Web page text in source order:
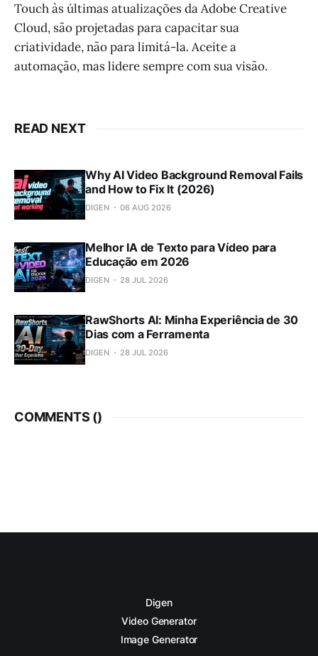
Touch às últimas atualizações da Adobe Creative
Cloud, são projetadas para capacitar sua
criatividade, não para limitá-la. Aceite a
automação, mas lidere sempre com sua visão.
READ NEXT
Why AI Video Background Removal Fails
and How to Fix It (2026)
DIGEN 06 AUG 2026
Melhor IA de Texto para Vídeo para
Educação em 2026
DIGEN 28 JUL 2026
RawShorts AI: Minha Experiência de 30
Dias com a Ferramenta
DIGEN 28 JUL 2026
COMMENTS ()
Digen
Video Generator
Image Generator